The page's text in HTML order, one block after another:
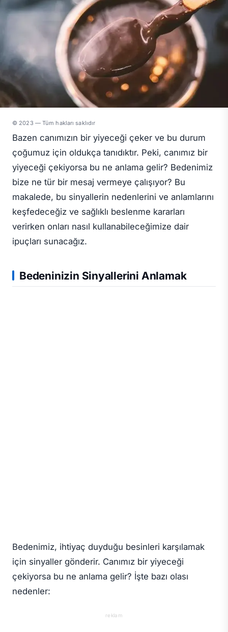
© 2023 — Tüm hakları saklıdır
Bazen canımızın bir yiyeceği çeker ve bu durum
çoğumuz için oldukça tanıdıktır. Peki, canımız bir
yiyeceği çekiyorsa bu ne anlama gelir? Bedenimiz
bize ne tür bir mesaj vermeye çalışıyor? Bu
makalede, bu sinyallerin nedenlerini ve anlamlarını
keşfedeceğiz ve sağlıklı beslenme kararları
verirken onları nasıl kullanabileceğimize dair
ipuçları sunacağız.
Bedeninizin Sinyallerini Anlamak
Bedenimiz, ihtiyaç duyduğu besinleri karşılamak
için sinyaller gönderir. Canımız bir yiyeceği
çekiyorsa bu ne anlama gelir? İşte bazı olası
nedenler:
reklam